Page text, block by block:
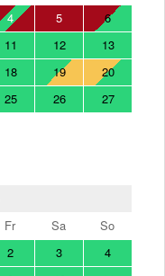
4 5
6
11 12
13
18 19
20
25 26
27
Fr Sa
So
2 3
4